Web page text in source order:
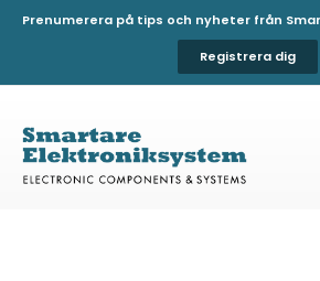
Prenumerera på tips och nyheter från
Registrera dig